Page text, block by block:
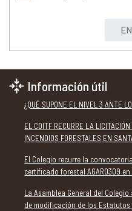
Información útil
¿QUÉ SUPONE EL NIVEL 3 ANTE
EL COITF RECURRE LA
INCENDIOS FORESTALES EN
El Colegio recurre la
certificado forestal AGAR0309 en
La Asamblea General del
de modificación de los Estatutos